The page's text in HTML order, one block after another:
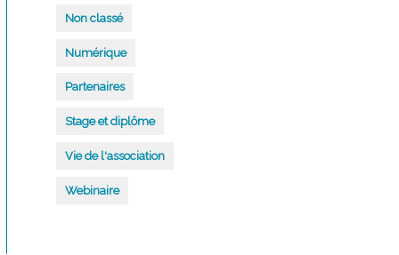
Non classé
Numérique
Partenaires
Stage et diplôme
Vie de l'association
Webinaire